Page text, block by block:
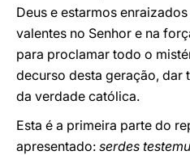
Deus e estarmos
valentes no Senhor e na
para proclamar todo o
decurso desta geração, dar
da verdade católica.
Esta é a primeira parte do
apresentado: serdes